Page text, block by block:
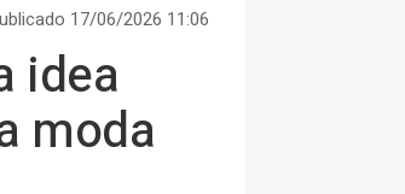
17/06/2026 11:06
idea
moda